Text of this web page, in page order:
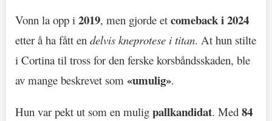
Vonn la opp i 2019, men gjorde et comeback i 2024
etter å ha fått en delvis kneprotese i titan. At hun stilte
i Cortina til tross for den ferske korsbåndsskaden, ble
av mange beskrevet som «umulig».
Hun var pekt ut som en mulig pallkandidat. Med 84